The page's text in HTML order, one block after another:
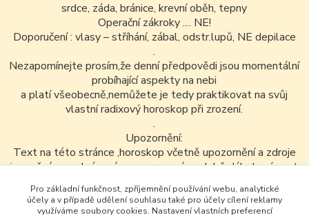
srdce, záda, bránice, krevní oběh, tepny
Operační zákroky .... NE!
Doporučení : vlasy – stříhání, zábal, odstr.lupů, NE depilace
.
Nezapomínejte prosím,že denní předpovědi jsou momentální
probíhající aspekty na nebi
a platí všeobecně,nemůžete je tedy praktikovat na svůj
vlastní radixový horoskop při zrození.
.
Upozornění:
Text na této stránce ,horoskop včetně upozornění a zdroje
je možné v nezkrácené a neupravené podobě dále kopírovat
nekomerčním
způsobem..
Pro základní funkčnost, zpříjemnění používání webu, analytické
účely a v případě udělení souhlasu také pro účely cílení reklamy
využíváme soubory cookies. Nastavení vlastních preferencí